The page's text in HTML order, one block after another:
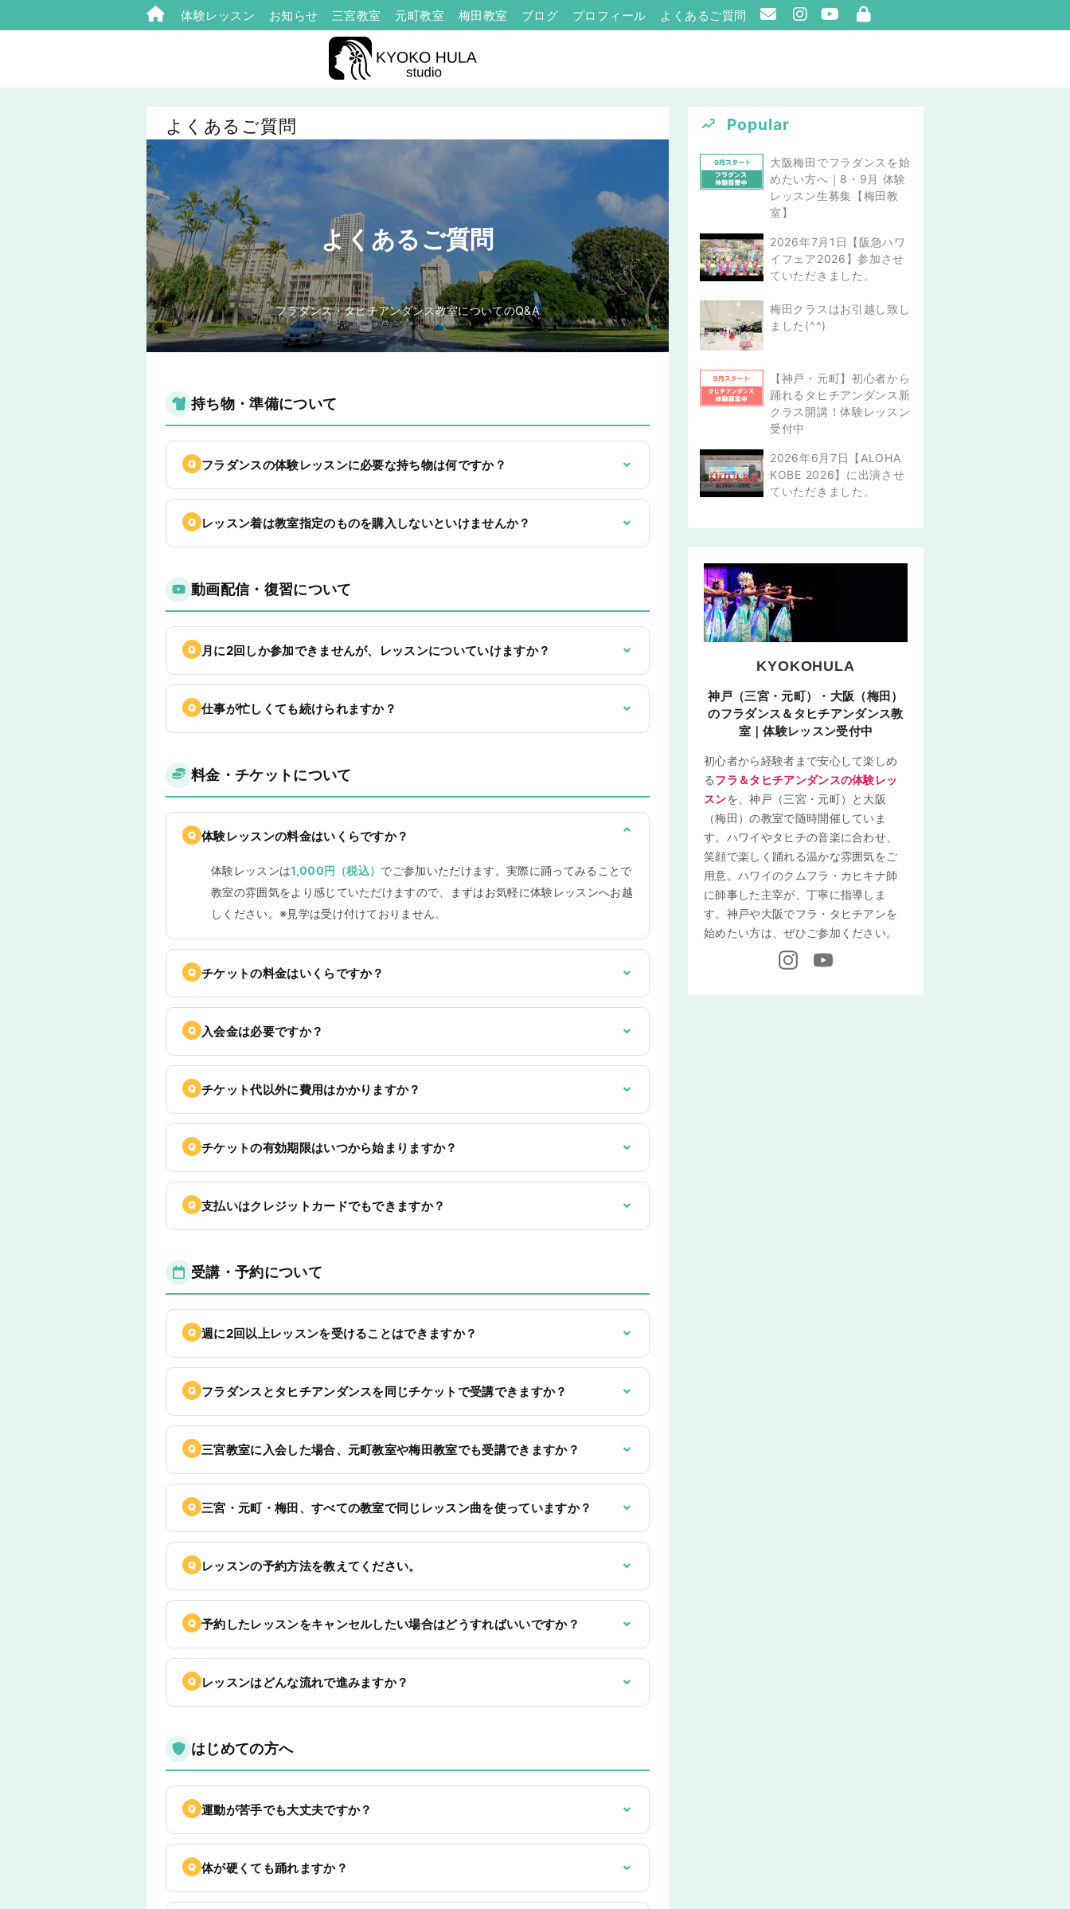
体験レッスン お知らせ 三宮教室 元町教室 梅田教室 ブログ プロフィール よくあるご質問
よくあるご質問
よくあるご質問
フラダンス・タヒチアンダンス教室についてのQ&A
持ち物・準備について
フラダンスの体験レッスンに必要な持ち物は何ですか？ ⌄
レッスン着は教室指定のものを購入しないといけませんか？ ⌄
動画配信・復習について
月に2回しか参加できませんが、レッスンについていけますか？ ⌄
仕事が忙しくても続けられますか？ ⌄
料金・チケットについて
体験レッスンの料金はいくらですか？ ⌄
体験レッスンは1,000円（税込） でご参加いただけます。実際に踊ってみることで
教室の雰囲気をより感じていただけますので、まずはお気軽に体験レッスンへお越
しください。※見学は受け付けておりません。
チケットの料金はいくらですか？ ⌄
入会金は必要ですか？ ⌄
チケット代以外に費用はかかりますか？ ⌄
チケットの有効期限はいつから始まりますか？ ⌄
支払いはクレジットカードでもできますか？ ⌄
受講・予約について
週に2回以上レッスンを受けることはできますか？ ⌄
フラダンスとタヒチアンダンスを同じチケットで受講できますか？ ⌄
三宮教室に入会した場合、元町教室や梅田教室でも受講できますか？ ⌄
三宮・元町・梅田、すべての教室で同じレッスン曲を使っていますか？ ⌄
レッスンの予約方法を教えてください。 ⌄
予約したレッスンをキャンセルしたい場合はどうすればいいですか？ ⌄
レッスンはどんな流れで進みますか？ ⌄
はじめての方へ
運動が苦手でも大丈夫ですか？ ⌄
体が硬くても踊れますか？ ⌄
Popular
大阪梅田でフラダンスを始
めたい方へ｜8・9月 体験
レッスン生募集【梅田教
室】
2026年7月1日【阪急ハワ
イフェア2026】参加させ
ていただきました。
梅田クラスはお引越し致し
ました(^^)
【神戸・元町】初心者から
踊れるタヒチアンダンス新
クラス開講！体験レッスン
受付中
2026年6月7日【ALOHA
KOBE 2026】に出演させ
ていただきました。
KYOKOHULA
神戸（三宮・元町）・大阪（梅田）
のフラダンス＆タヒチアンダンス教
室｜体験レッスン受付中
初心者から経験者まで安心して楽しめ
るフラ＆タヒチアンダンスの体験レッ
スンを、神戸（三宮・元町）と大阪
（梅田）の教室で随時開催していま
す。ハワイやタヒチの音楽に合わせ、
笑顔で楽しく踊れる温かな雰囲気をご
用意。ハワイのクムフラ・カヒキナ師
に師事した主宰が、丁寧に指導しま
す。神戸や大阪でフラ・タヒチアンを
始めたい方は、ぜひご参加ください。